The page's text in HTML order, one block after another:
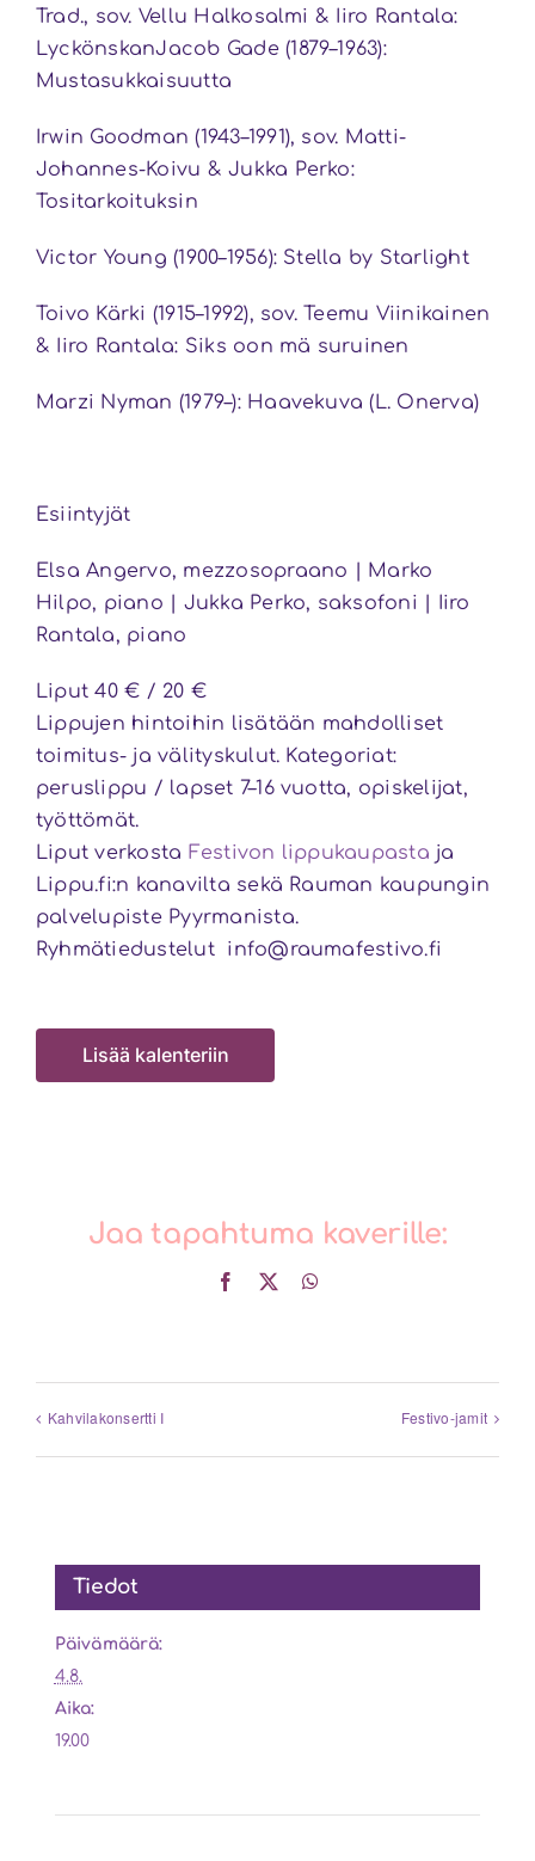
Trad., sov. Vellu Halkosalmi & Iiro Rantala:
LyckönskanJacob Gade (1879–1963):
Mustasukkaisuutta
Irwin Goodman (1943–1991), sov. Matti-
Johannes-Koivu & Jukka Perko:
Tositarkoituksin
Victor Young (1900–1956): Stella by Starlight
Toivo Kärki (1915–1992), sov. Teemu Viinikainen
& Iiro Rantala: Siks oon mä suruinen
Marzi Nyman (1979–): Haavekuva (L. Onerva)
Esiintyjät
Elsa Angervo, mezzosopraano | Marko
Hilpo, piano | Jukka Perko, saksofoni | Iiro
Rantala, piano
Liput 40 € / 20 €
Lippujen hintoihin lisätään mahdolliset
toimitus- ja välityskulut. Kategoriat:
peruslippu / lapset 7–16 vuotta, opiskelijat,
työttömät.
Liput verkosta Festivon lippukaupasta ja
Lippu.fi:n kanavilta sekä Rauman kaupungin
palvelupiste Pyyrmanista.
Ryhmätiedustelut info@raumafestivo.fi
Lisää kalenteriin
Jaa tapahtuma kaverille:
Facebook
Kahvilakonsertti I Festivo-jamit
Tiedot
Päivämäärä:
4.8.
Aika:
19.00